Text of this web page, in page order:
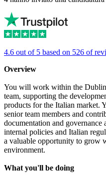
4.6 out of 5 based on 526 of
Overview
You will work within the
team, supporting the
products for the Italian market.
senior team members and
documentation and
internal policies and Italian
a valuable opportunity to grow
environment.
What you'll be doing